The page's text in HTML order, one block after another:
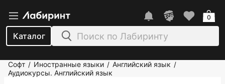
Каталог
0
Софт / Иностранные языки / Английский язык /
Аудиокурсы. Английский язык